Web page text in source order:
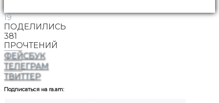
19
ПОДЕЛИЛИСЬ
381
ПРОЧТЕНИЙ
ФЕЙСБУК
ТЕЛЕГРАМ
ТВИТТЕР
Подписаться на ra.am: